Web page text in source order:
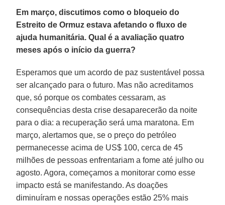
Em março, discutimos como o bloqueio do
Estreito de Ormuz estava afetando o fluxo de
ajuda humanitária. Qual é a avaliação quatro
meses após o início da guerra?
Esperamos que um acordo de paz sustentável possa
ser alcançado para o futuro. Mas não acreditamos
que, só porque os combates cessaram, as
consequências desta crise desaparecerão da noite
para o dia: a recuperação será uma maratona. Em
março, alertamos que, se o preço do petróleo
permanecesse acima de US$ 100, cerca de 45
milhões de pessoas enfrentariam a fome até julho ou
agosto. Agora, começamos a monitorar como esse
impacto está se manifestando. As doações
diminuíram e nossas operações estão 25% mais